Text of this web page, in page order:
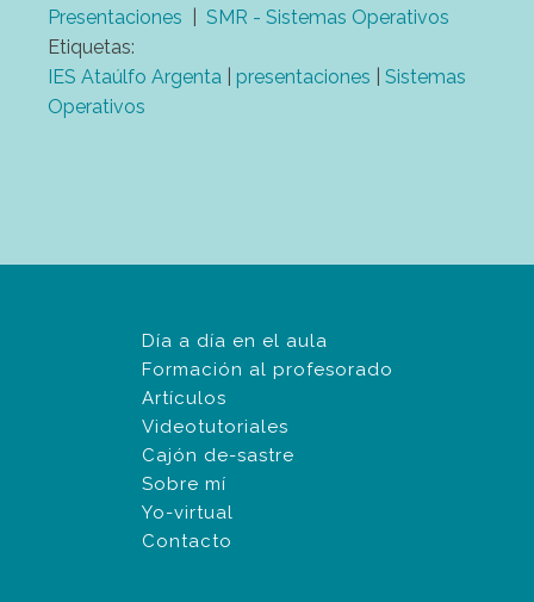
Presentaciones
SMR - Sistemas Operativos
Etiquetas:
IES Ataúlfo Argenta
presentaciones
Sistemas
Operativos
Día a día en el aula
Formación al profesorado
Artículos
Videotutoriales
Cajón de-sastre
Sobre mí
Yo-virtual
Contacto